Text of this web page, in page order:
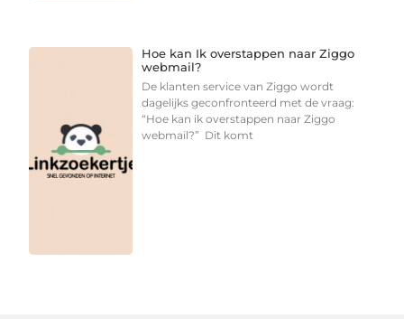
Hoe kan Ik overstappen naar Ziggo
webmail?
De klanten service van Ziggo wordt
dagelijks geconfronteerd met de vraag:
“Hoe kan ik overstappen naar Ziggo
webmail?” Dit komt